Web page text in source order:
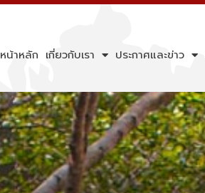
หน้าหลัก เกี่ยวกับเรา ประกาศและข่าว